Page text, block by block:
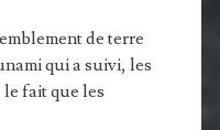
de terre
qui a suivi, les
fait que les